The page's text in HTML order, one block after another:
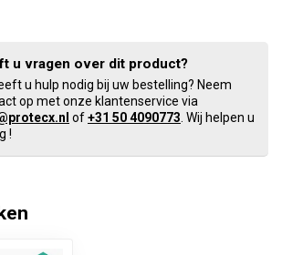
u vragen over dit product?
u hulp nodig bij uw bestelling? Neem
op met onze klantenservice via
of+31 50 4090773 . Wij helpen u
!